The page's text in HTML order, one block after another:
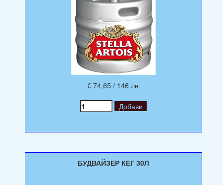
€ 74,65 / 146 лв.
БУДВАЙЗЕР КЕГ 30Л